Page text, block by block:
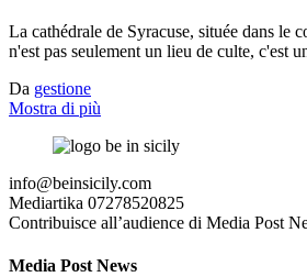
La cathédrale de Syracuse, située dans le
n'est pas seulement un lieu de culte, c'est
Da gestione
Mostra di più
info@beinsicily.com
Mediartika 07278520825
Contribuisce all’audience di Media Post
Media Post News